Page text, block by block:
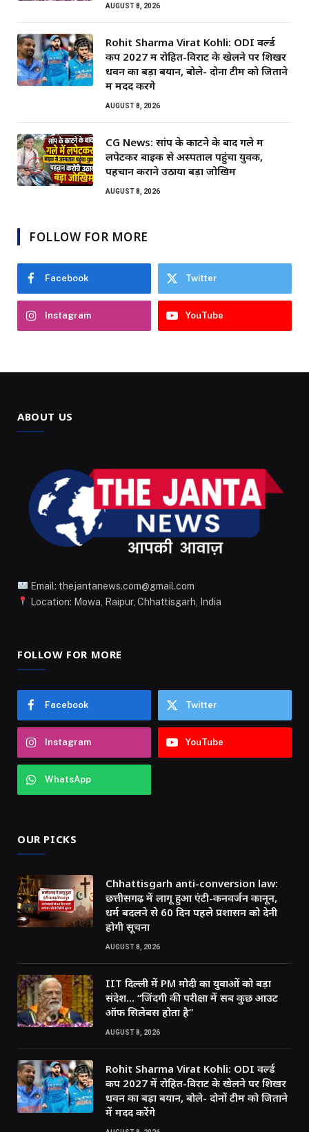
AUGUST 8, 2026
Rohit Sharma Virat Kohli: ODI वर्ल्ड
कप 2027 में रोहित-विराट के खेलने पर शिखर
धवन का बड़ा बयान, बोले- दोनों टीम को जिताने
में मदद करेंगे
AUGUST 8, 2026
CG News: सांप के काटने के बाद गले में
लपेटकर बाइक से अस्पताल पहुंचा युवक,
पहचान कराने उठाया बड़ा जोखिम
AUGUST 8, 2026
FOLLOW FOR MORE
Facebook Twitter
Instagram YouTube
ABOUT US
Email: thejantanews.com@gmail.com
Location: Mowa, Raipur, Chhattisgarh, India
FOLLOW FOR MORE
Facebook Twitter
Instagram YouTube
WhatsApp
OUR PICKS
Chhattisgarh anti-conversion law:
छत्तीसगढ़ में लागू हुआ एंटी-कनवर्जन कानून,
धर्म बदलने से 60 दिन पहले प्रशासन को देनी
होगी सूचना
AUGUST 8, 2026
IIT दिल्ली में PM मोदी का युवाओं को बड़ा
संदेश… “जिंदगी की परीक्षा में सब कुछ आउट
ऑफ सिलेबस होता है”
AUGUST 8, 2026
Rohit Sharma Virat Kohli: ODI वर्ल्ड
कप 2027 में रोहित-विराट के खेलने पर शिखर
धवन का बड़ा बयान, बोले- दोनों टीम को जिताने
में मदद करेंगे